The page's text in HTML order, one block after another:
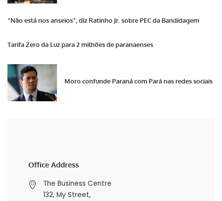
“Não está nos anseios”, diz Ratinho Jr. sobre PEC da Bandidagem
Tarifa Zero da Luz para 2 milhões de paranaenses
Moro confunde Paraná com Pará nas redes sociais
Office Address
The Business Centre
132, My Street,